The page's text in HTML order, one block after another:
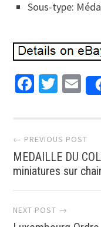
Sous-type:
Post
← PREVIOUS POST
MEDAILLE DU
miniatures sur
NEXT POST →